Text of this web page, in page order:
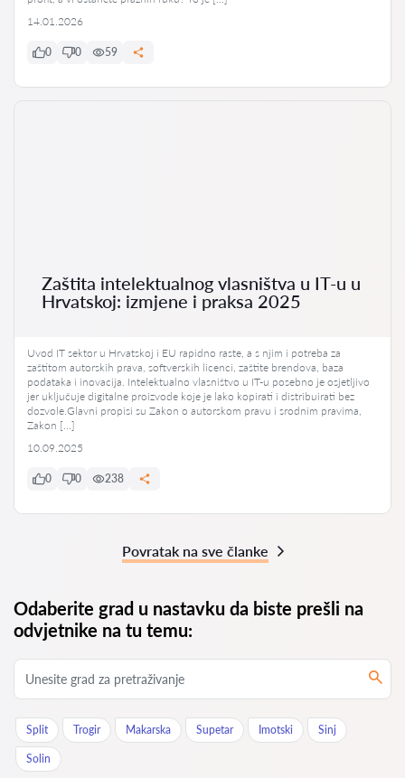
14.01.2026
0 0 59
Zaštita intelektualnog vlasništva u IT-u u
Hrvatskoj: izmjene i praksa 2025
Uvod IT sektor u Hrvatskoj i EU rapidno raste, a s njim i potreba za
zaštitom autorskih prava, softverskih licenci, zaštite brendova, baza
podataka i inovacija. Intelektualno vlasništvo u IT-u posebno je osjetljivo
jer uključuje digitalne proizvode koje je lako kopirati i distribuirati bez
dozvole.Glavni propisi su Zakon o autorskom pravu i srodnim pravima,
Zakon […]
10.09.2025
0 0 238
Povratak na sve članke
Odaberite grad u nastavku da biste prešli na
odvjetnike na tu temu:
Split Trogir Makarska Supetar Imotski Sinj
Solin